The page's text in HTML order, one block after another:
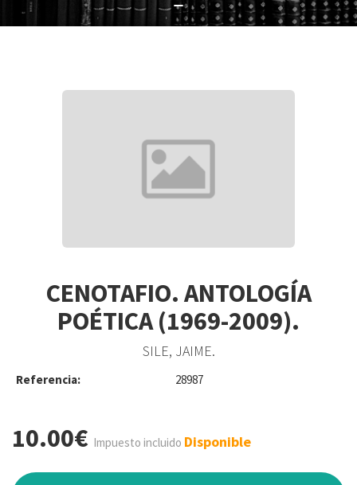
CENOTAFIO. ANTOLOGÍA
POÉTICA (1969-2009).
SILE, JAIME.
Referencia: 28987
10.00€ Impuesto incluido Disponible